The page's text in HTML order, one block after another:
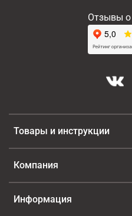
Товары и инструкции
Компания
Информация
Отзывы о